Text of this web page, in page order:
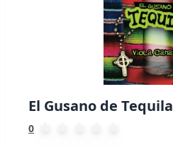
El Gusano de Tequila
0